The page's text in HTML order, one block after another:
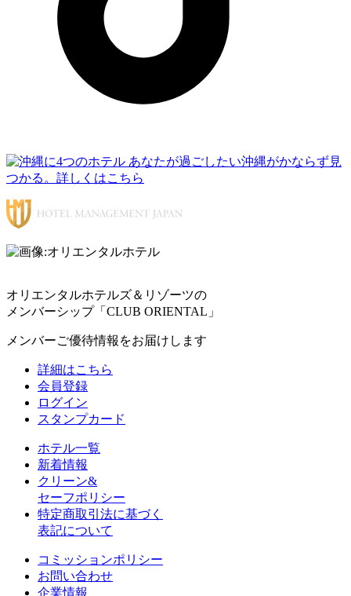
オリエンタルホテルズ＆リゾーツの
メンバーシップ「CLUB ORIENTAL」
メンバーご優待情報をお届けします
詳細はこちら
会員登録
ログイン
スタンプカード
ホテル一覧
新着情報
クリーン&
セーフポリシー
特定商取引法に基づく
表記について
コミッションポリシー
お問い合わせ
企業情報